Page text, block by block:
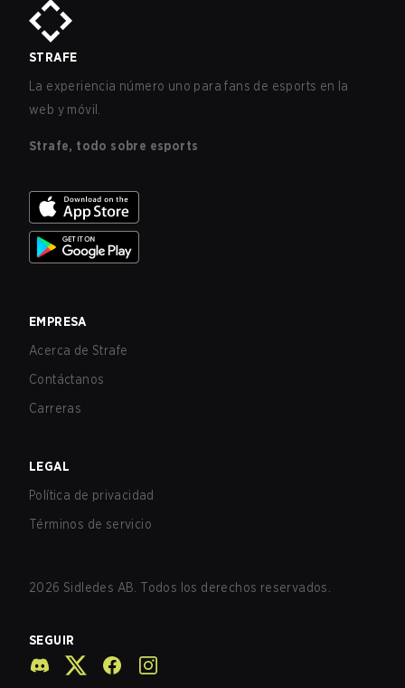
STRAFE
La experiencia número uno para fans de esports en la
web y móvil.
Strafe, todo sobre esports
EMPRESA
Acerca de Strafe
Contáctanos
Carreras
LEGAL
Política de privacidad
Términos de servicio
2026 Sidledes AB. Todos los derechos reservados.
SEGUIR